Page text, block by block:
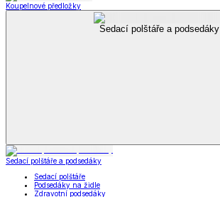
Koupelnové předložky
Sedací polštáře a podsedáky
Sedací polštáře a podsedáky
Sedací polštáře
Podsedáky na židle
Zdravotní podsedáky